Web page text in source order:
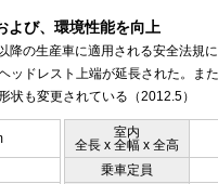
よび、環境性能を向上
降の生産車に適用される安全法規
ッドレスト上端が延長された。ま
状も変更されている（2012.5）
室内
全長 x 全幅 x 全高
乗車定員